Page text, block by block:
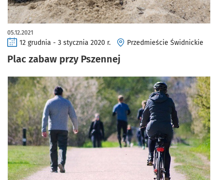
Plac zabaw przy Pszennej
05.12.2021
12 grudnia - 3 stycznia 2020 r. Przedmieście Świdnickie